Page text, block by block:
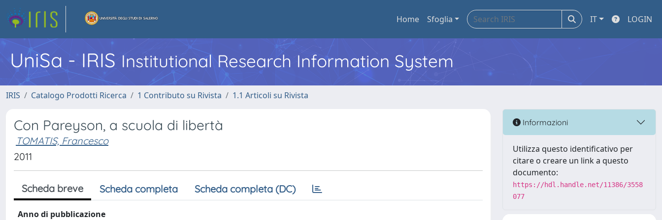
Home Sfoglia IT LOGIN
UniSa - IRIS Institutional Research Information System
IRIS Catalogo Prodotti Ricerca 1 Contributo su Rivista 1.1 Articoli su Rivista
Con Pareyson, a scuola di libertà
TOMATIS, Francesco
2011
Scheda breve Scheda completa Scheda completa (DC)
Anno di pubblicazione
Informazioni
Utilizza questo identificativo per
citare o creare un link a questo
documento:
https://hdl.handle.net/11386/3558
077